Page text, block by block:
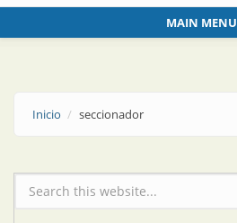
MAIN MENU
Inicio seccionador
Formulario de búsqueda